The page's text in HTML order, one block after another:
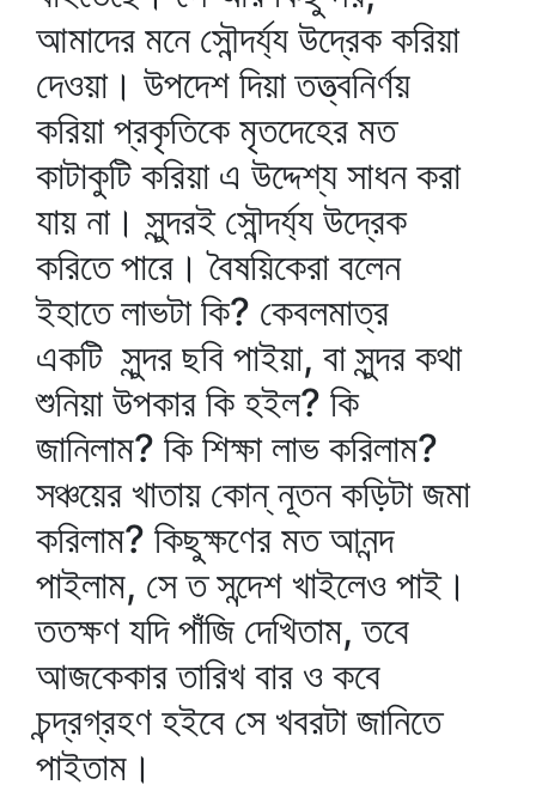
আমাদের মনে সৌন্দর্য্য উদ্রেক করিয়া
দেওয়া। উপদেশ দিয়া তত্ত্বনির্ণয়
করিয়া প্রকৃতিকে মৃতদেহের মত
কাটাকুটি করিয়া এ উদ্দেশ্য সাধন করা
যায় না। সুন্দরই সৌন্দর্য্য উদ্রেক
করিতে পারে। বৈষয়িকেরা বলেন
ইহাতে লাভটা কি? কেবলমাত্র
একটি সুন্দর ছবি পাইয়া, বা সুন্দর কথা
শুনিয়া উপকার কি হইল? কি
জানিলাম? কি শিক্ষা লাভ করিলাম?
সঞ্চয়ের খাতায় কোন্‌ নূতন কড়িটা জমা
করিলাম? কিছুক্ষণের মত আনন্দ
পাইলাম, সে ত সন্দেশ খাইলেও পাই।
ততক্ষণ যদি পাঁজি দেখিতাম, তবে
আজকেকার তারিখ বার ও কবে
চন্দ্রগ্রহণ হইবে সে খবরটা জানিতে
পাইতাম।